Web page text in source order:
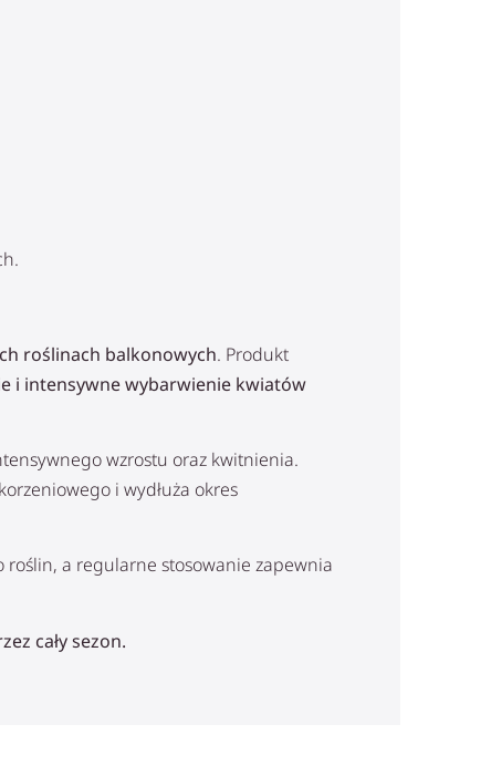
roślinach balkonowych. Produkt
i intensywne wybarwienie kwiatów
wzrostu oraz kwitnienia.
i wydłuża okres
a regularne stosowanie zapewnia
cały sezon.